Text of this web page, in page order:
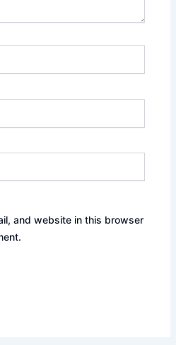
and website in this browser